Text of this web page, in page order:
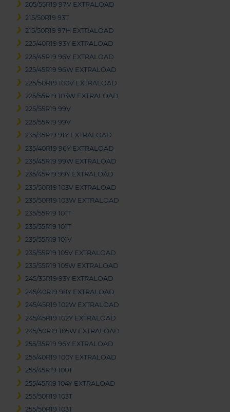
205/55R19 97V EXTRALOAD
215/50R19 93T
215/50R19 97H EXTRALOAD
225/40R19 93Y EXTRALOAD
225/45R19 96V EXTRALOAD
225/45R19 96W EXTRALOAD
225/50R19 100V EXTRALOAD
225/55R19 103W EXTRALOAD
225/55R19 99V
225/55R19 99V
235/35R19 91Y EXTRALOAD
235/40R19 96Y EXTRALOAD
235/45R19 99W EXTRALOAD
235/45R19 99Y EXTRALOAD
235/50R19 103V EXTRALOAD
235/50R19 103W EXTRALOAD
235/55R19 101T
235/55R19 101T
235/55R19 101V
235/55R19 105V EXTRALOAD
235/55R19 105W EXTRALOAD
245/35R19 93Y EXTRALOAD
245/40R19 98Y EXTRALOAD
245/45R19 102W EXTRALOAD
245/45R19 102Y EXTRALOAD
245/50R19 105W EXTRALOAD
255/35R19 96Y EXTRALOAD
255/40R19 100Y EXTRALOAD
255/45R19 100T
255/45R19 104Y EXTRALOAD
255/50R19 103T
255/50R19 103T